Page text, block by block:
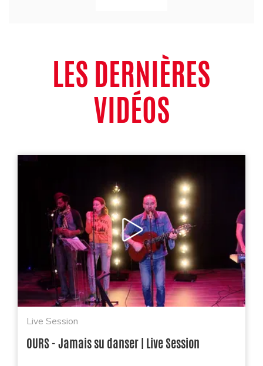
LES DERNIÈRES
VIDÉOS
Live Session
OURS - Jamais su danser | Live Session